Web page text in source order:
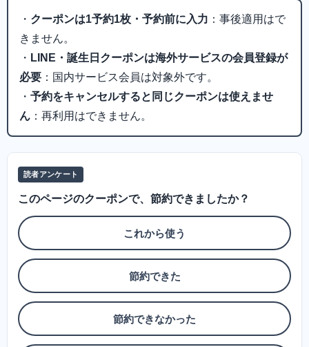
・ クーポンは1予約1枚・予約前に入力 ：事後適用はで
きません。
・ LINE・誕生日クーポンは海外サービスの会員登録が
必要 ：国内サービス会員は対象外です。
・ 予約をキャンセルすると同じクーポンは使えませ
ん ：再利用はできません。
読者アンケート
このページのクーポンで、節約できましたか？
これから使う
節約できた
節約できなかった